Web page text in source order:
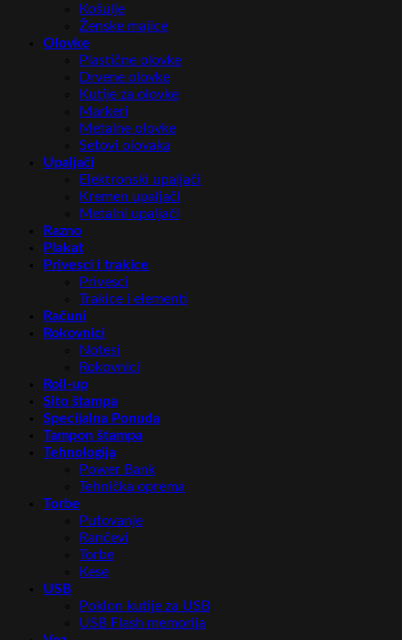
Košulje
Ženske majice
Olovke
Plastične olovke
Drvene olovke
Kutije za olovke
Markeri
Metalne olovke
Setovi olovaka
Upaljači
Elektronski upaljači
Kremen upaljači
Metalni upaljači
Razno
Plakat
Privesci i trakice
Privesci
Trakice i elementi
Računi
Rokovnici
Notesi
Rokovnici
Roll-up
Sito štampa
Specijalna Ponuda
Tampon štampa
Tehnologija
Power Bank
Tehnička oprema
Torbe
Putovanje
Rančevi
Torbe
Kese
USB
Poklon kutije za USB
USB Flash memorija